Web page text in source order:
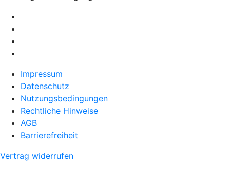
Impressum
Datenschutz
Nutzungsbedingungen
Rechtliche Hinweise
AGB
Barrierefreiheit
Vertrag widerrufen